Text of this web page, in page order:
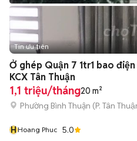
Tin ưu tiên
Ở ghép Quận 7 1tr1 bao
KCX Tân Thuận
1,1 triệu/tháng20 m²
Phường Bình Thuận (P. Tân
HHoang Phuc 5.0